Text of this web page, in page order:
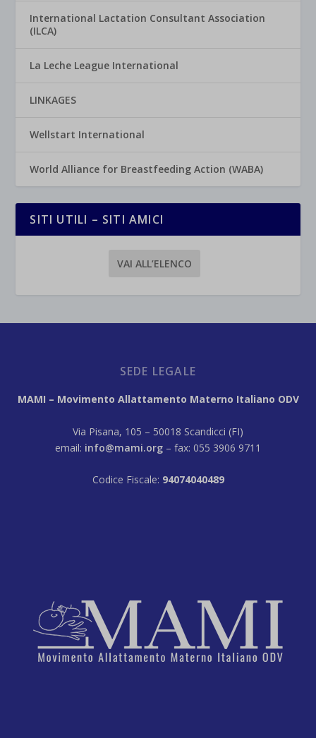
International Lactation Consultant Association
(ILCA)
La Leche League International
LINKAGES
Wellstart International
World Alliance for Breastfeeding Action (WABA)
SITI UTILI – SITI AMICI
VAI ALL’ELENCO
SEDE LEGALE
MAMI – Movimento Allattamento Materno Italiano ODV
Via Pisana, 105 – 50018 Scandicci (FI)
email: info@mami.org – fax: 055 3906 9711
Codice Fiscale: 94074040489